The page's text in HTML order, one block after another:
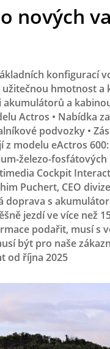
nových
konfigurací
hmotnost a
a
Actros • Nabídka
podvozky •
modelu eActros
železo-fosfátových
Cockpit
Puchert, CEO
doprava s
jezdí ve více než
podařit, musí s
být pro naše
od října 2025